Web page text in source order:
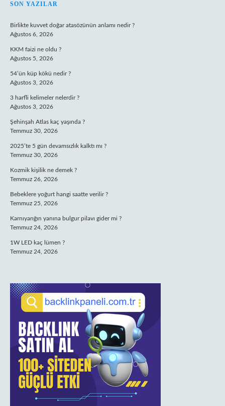
SIDEBAR
SON YAZILAR
Birlikte kuvvet doğar atasözünün anlamı nedir ?
Ağustos 6, 2026
KKM faizi ne oldu ?
Ağustos 5, 2026
54’ün küp kökü nedir ?
Ağustos 3, 2026
3 harfli kelimeler nelerdir ?
Ağustos 3, 2026
Şehinşah Atlas kaç yaşında ?
Temmuz 30, 2026
2025’te 5 gün devamsızlık kalktı mı ?
Temmuz 30, 2026
Kozmik kişilik ne demek ?
Temmuz 26, 2026
Bebeklere yoğurt hangi saatte verilir ?
Temmuz 25, 2026
Karnıyarığın yanına bulgur pilavı gider mi ?
Temmuz 24, 2026
1W LED kaç lümen ?
Temmuz 24, 2026